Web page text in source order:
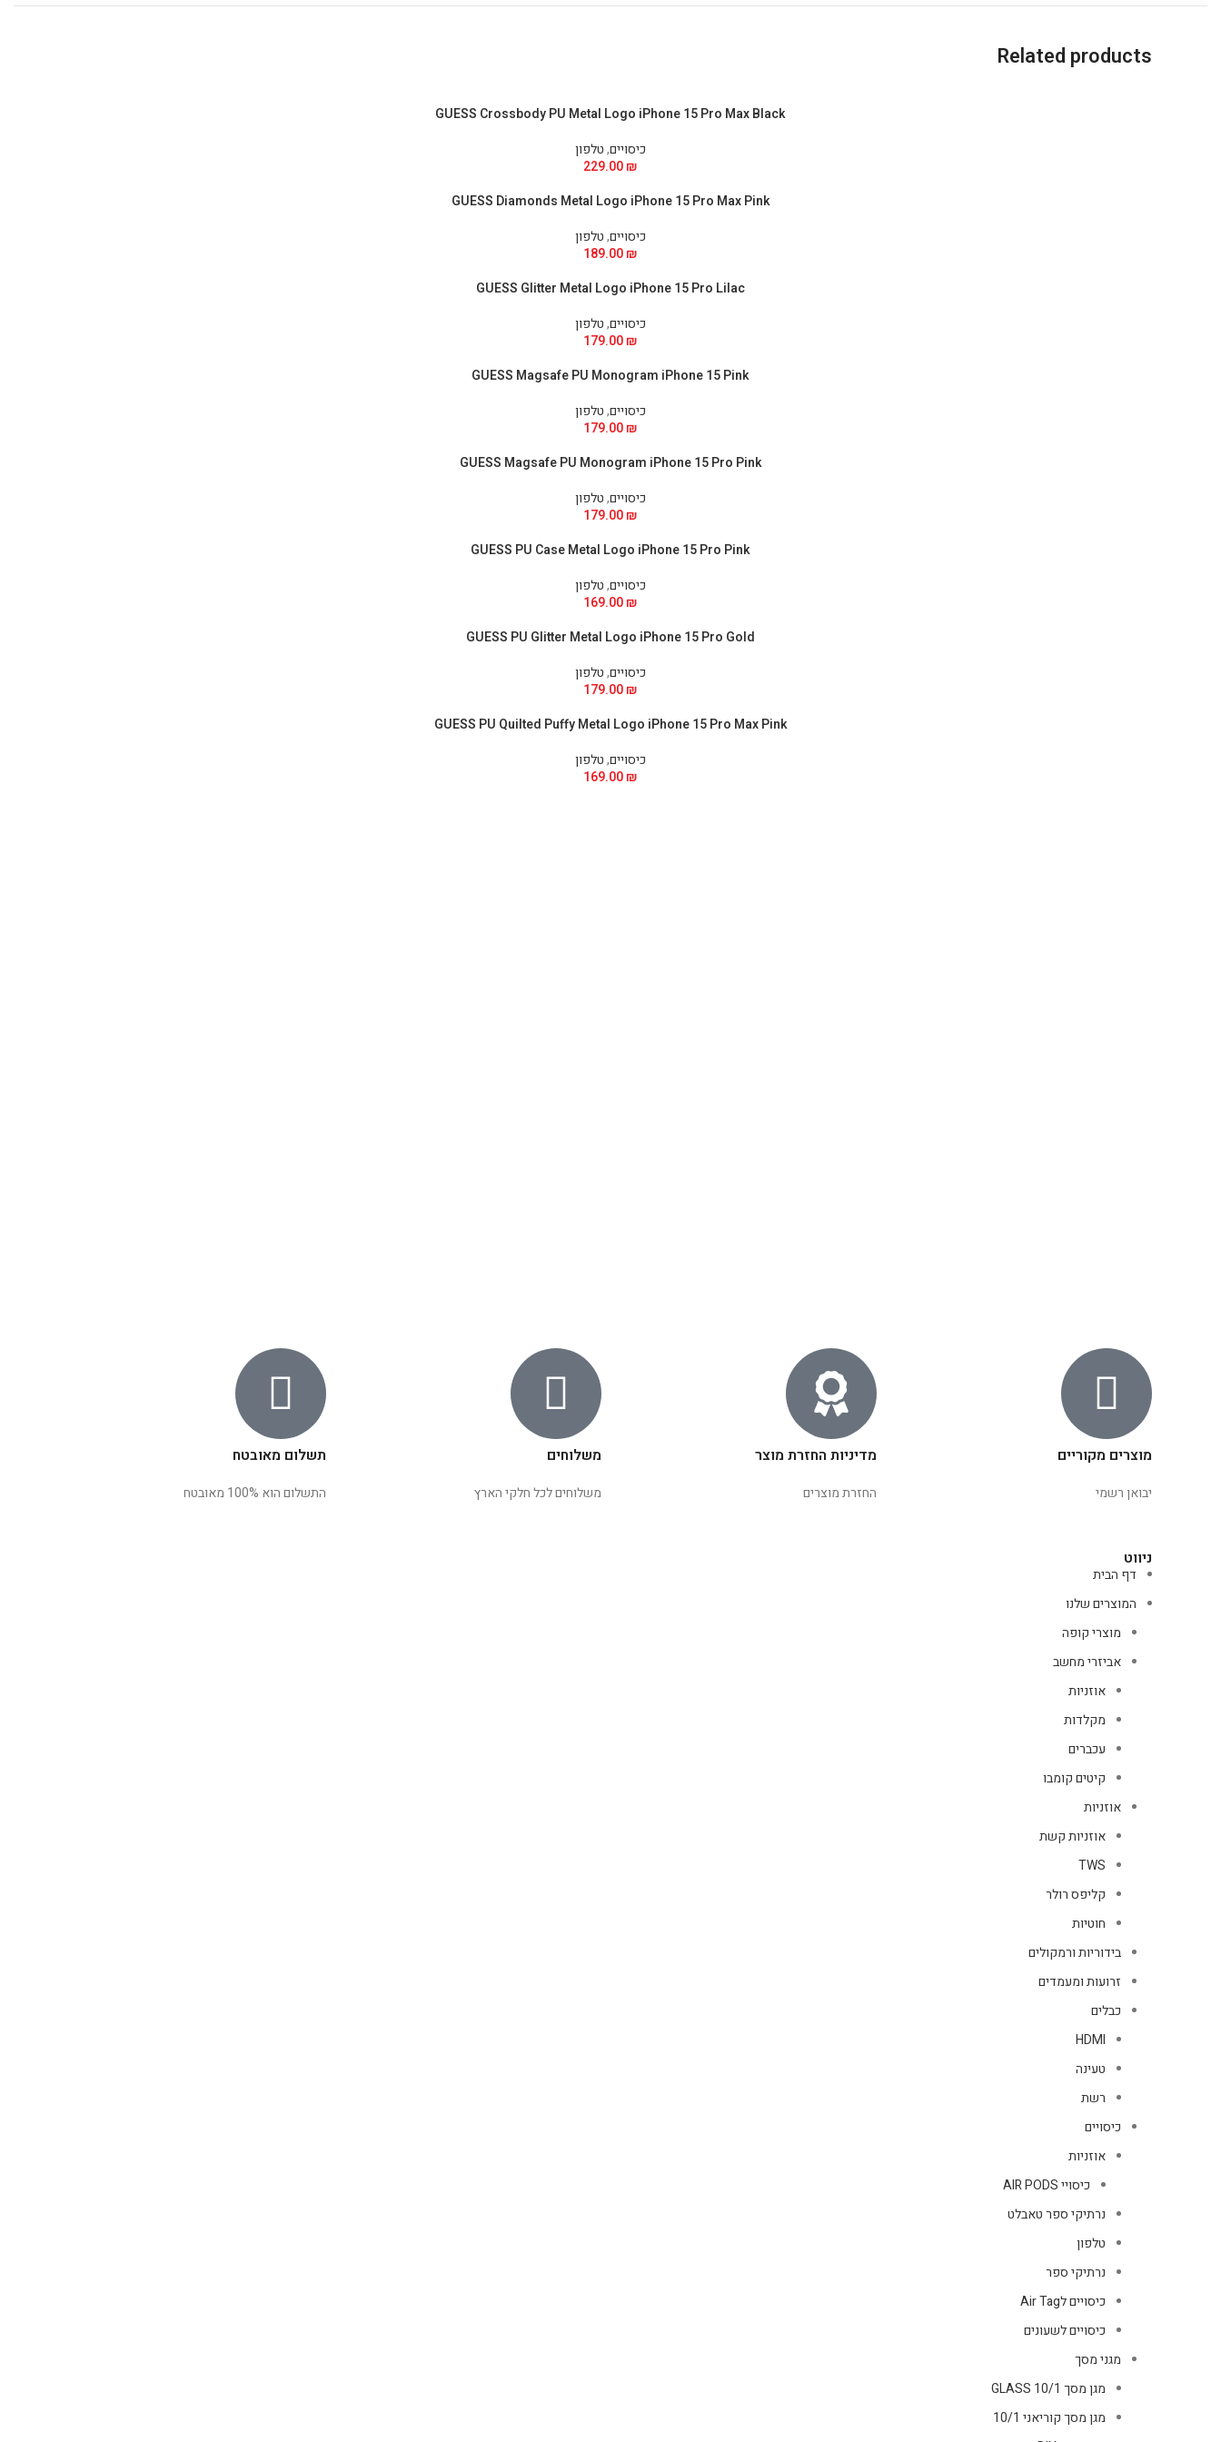
Related products
GUESS Crossbody PU Metal Logo iPhone 15 Pro Max Black
כיסויים,טלפון
229.00₪
GUESS Diamonds Metal Logo iPhone 15 Pro Max Pink
כיסויים,טלפון
189.00₪
GUESS Glitter Metal Logo iPhone 15 Pro Lilac
כיסויים,טלפון
179.00₪
GUESS Magsafe PU Monogram iPhone 15 Pink
כיסויים,טלפון
179.00₪
GUESS Magsafe PU Monogram iPhone 15 Pro Pink
כיסויים,טלפון
179.00₪
GUESS PU Case Metal Logo iPhone 15 Pro Pink
כיסויים,טלפון
169.00₪
GUESS PU Glitter Metal Logo iPhone 15 Pro Gold
כיסויים,טלפון
179.00₪
GUESS PU Quilted Puffy Metal Logo iPhone 15 Pro Max Pink
כיסויים,טלפון
169.00₪
מוצרים מקוריים
יבואן רשמי
מדיניות החזרת מוצר
החזרת מוצרים
משלוחים
משלוחים לכל חלקי הארץ
תשלום מאובטח
התשלום הוא 100% מאובטח
ניווט
דף הבית
המוצרים שלנו
מוצרי קופה
אביזרי מחשב
אוזניות
מקלדות
עכברים
קיטים קומבו
אוזניות
אוזניות קשת
TWS
קליפס רולר
חוטיות
בידוריות ורמקולים
זרועות ומעמדים
כבלים
HDMI
טעינה
רשת
כיסויים
אוזניות
כיסויי AIR PODS
נרתיקי ספר טאבלט
טלפון
נרתיקי ספר
כיסויים לAir Tag
כיסויים לשעונים
מגני מסך
מגן מסך GLASS 10/1
מגן מסך קוריאני 10/1